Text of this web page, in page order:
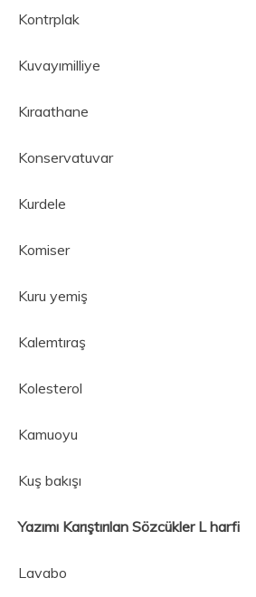
Kontrplak
Kuvayımilliye
Kıraathane
Konservatuvar
Kurdele
Komiser
Kuru yemiş
Kalemtıraş
Kolesterol
Kamuoyu
Kuş bakışı
Yazımı Karıştırılan Sözcükler L harfi
Lavabo